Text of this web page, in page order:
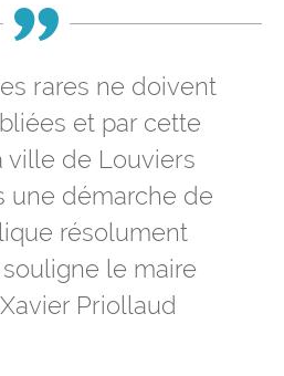
rares ne doivent
et par cette
ville de Louviers
une démarche de
résolument
le maire
Priollaud